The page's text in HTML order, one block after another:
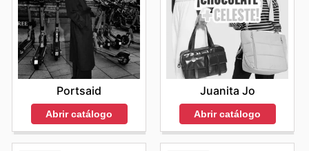
Portsaid
Abrir catálogo
Juanita Jo
Abrir catálogo